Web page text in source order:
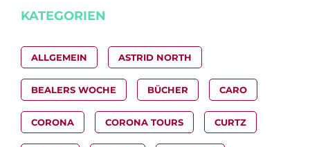
KATEGORIEN
ALLGEMEIN ASTRID NORTH
BEALERS WOCHE BÜCHER CARO
CORONA CORONA TOURS CURTZ